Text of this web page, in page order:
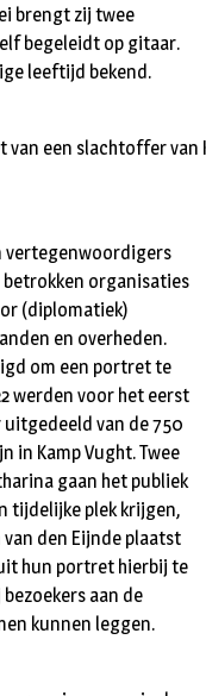
brengt zij twee
begeleidt op gitaar.
leeftijd bekend.
een slachtoffer van
vertegenwoordigers
organisaties
(diplomatiek)
en overheden.
om een portret te
werden voor het eerst
van de 750
in Kamp Vught. Twee
gaan het publiek
tijdelijke plek krijgen,
den Eijnde plaatst
hun portret hierbij te
aan de
kunnen leggen.